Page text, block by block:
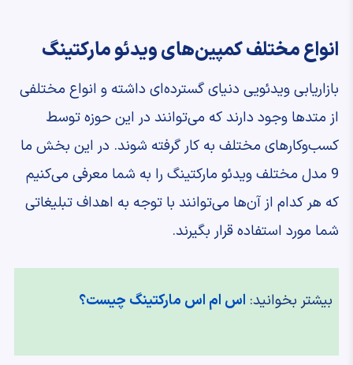
انواع مختلف کمپین‌های ویدئو مارکتینگ
بازاریابی ویدئویی دنیای گسترده‌ای داشته و انواع مختلفی
از متدها وجود دارند که می‌توانند در این حوزه توسط
کسب‌وکارهای مختلف به کار گرفته شوند. در این بخش ما
9 مدل مختلف ویدئو مارکتینگ را به شما معرفی می‌کنیم
که هر کدام از آن‌ها می‌توانند با توجه به اهداف تبلیغاتی
شما مورد استفاده قرار بگیرند.
بیشتر بخوانید: اس ام اس مارکتینگ چیست؟